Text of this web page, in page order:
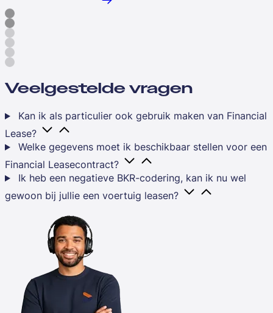
Veelgestelde vragen
Kan ik als particulier ook gebruik maken van Financial
Lease?
Welke gegevens moet ik beschikbaar stellen voor een
Financial Leasecontract?
Ik heb een negatieve BKR-codering, kan ik nu wel
gewoon bij jullie een voertuig leasen?